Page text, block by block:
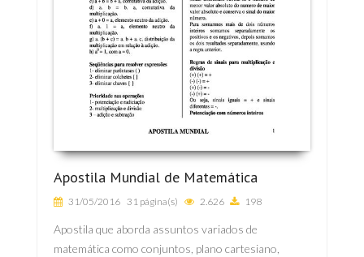
Apostila Mundial de Matemática
31/05/2016 31 página(s) 2.626 198
Apostila que aborda assuntos variados de
matemática como conjuntos, plano cartesiano,